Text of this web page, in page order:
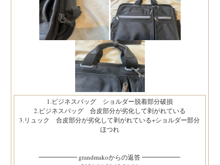
1.ビジネスバッグ ショルダー脱着部分破損
2.ビジネスバッグ 合皮部分が劣化して剥がれている
3.リュック 合皮部分が劣化して剥がれている+ショルダー部分
ほつれ
━━━━━━ grandmakoからの返答 ━━━━━━